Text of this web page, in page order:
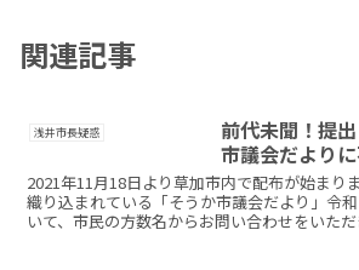
関連記事
浅井市長疑惑
前代未聞！提
市議会だより
2021年11月18日より草加市内で配布が始まり
織り込まれている「そうか市議会だより」令
いて、市民の方数名からお問い合わせをいた